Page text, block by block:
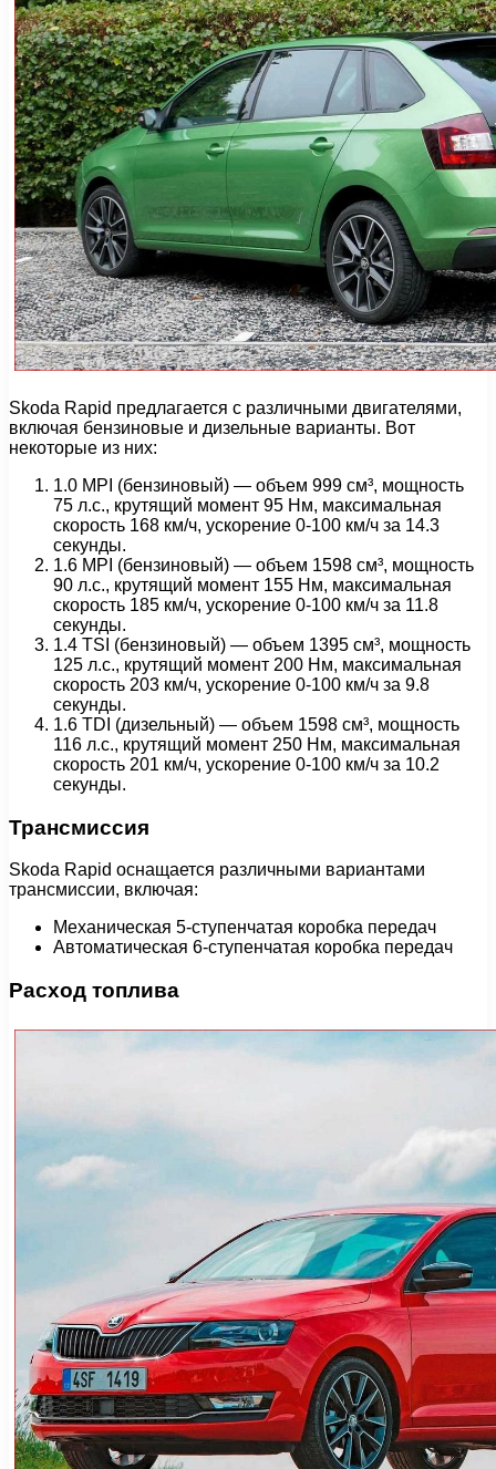
Skoda Rapid предлагается с различными двигателями,
включая бензиновые и дизельные варианты. Вот
некоторые из них:
1.0 MPI (бензиновый) — объем 999 см³, мощность
75 л.с., крутящий момент 95 Нм, максимальная
скорость 168 км/ч, ускорение 0-100 км/ч за 14.3
секунды.
1.6 MPI (бензиновый) — объем 1598 см³, мощность
90 л.с., крутящий момент 155 Нм, максимальная
скорость 185 км/ч, ускорение 0-100 км/ч за 11.8
секунды.
1.4 TSI (бензиновый) — объем 1395 см³, мощность
125 л.с., крутящий момент 200 Нм, максимальная
скорость 203 км/ч, ускорение 0-100 км/ч за 9.8
секунды.
1.6 TDI (дизельный) — объем 1598 см³, мощность
116 л.с., крутящий момент 250 Нм, максимальная
скорость 201 км/ч, ускорение 0-100 км/ч за 10.2
секунды.
Трансмиссия
Skoda Rapid оснащается различными вариантами
трансмиссии, включая:
Механическая 5-ступенчатая коробка передач
Автоматическая 6-ступенчатая коробка передач
Расход топлива